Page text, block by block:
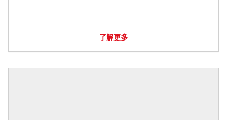
了解更多